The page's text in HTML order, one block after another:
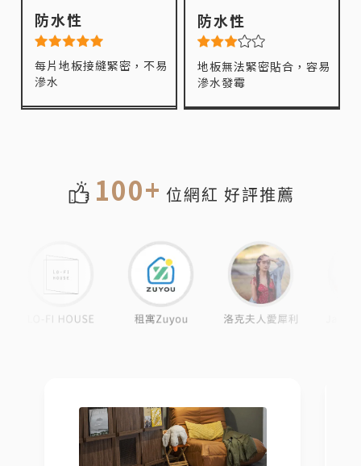
防水性
每片地板接縫緊密，不易
滲水
防水性
地板無法緊密貼合，容易
滲水發霉
100+ 位網紅 好評推薦